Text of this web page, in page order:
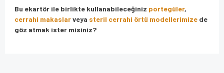
Bu ekartör ile birlikte kullanabileceğiniz portegüler,
cerrahi makaslarveya steril cerrahi örtü modellerimize de
göz atmak ister misiniz?